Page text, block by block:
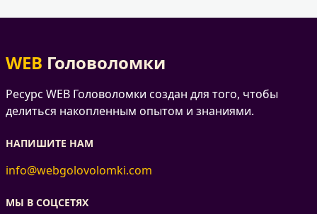
WEB Головоломки
Ресурс WEB Головоломки создан для того, чтобы
делиться накопленным опытом и знаниями.
НАПИШИТЕ НАМ
info@webgolovolomki.com
МЫ В СОЦСЕТЯХ